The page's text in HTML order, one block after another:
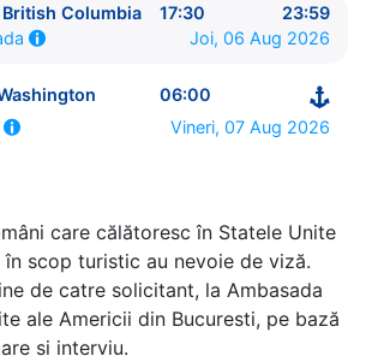
Columbia Canada 17:30 - 23:59
06:00 - ⚓
Columbia 17:30
23:59
Joi, 06 Aug 2026
06:00
Vineri, 07 Aug 2026
care călătoresc în Statele Unite
în scop turistic au nevoie de viză.
de catre solicitant, la Ambasada
ale Americii din Bucuresti, pe bază
si interviu.